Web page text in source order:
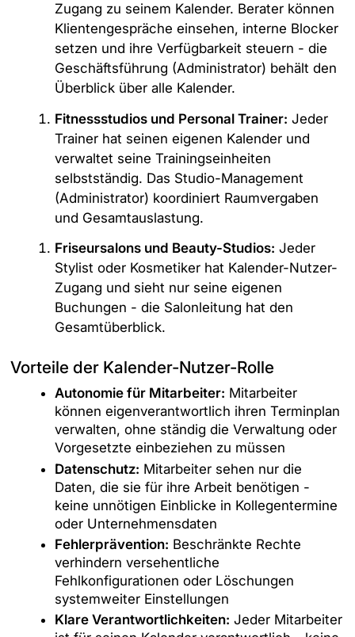
Zugang zu seinem Kalender. Berater können
Klientengespräche einsehen, interne Blocker
setzen und ihre Verfügbarkeit steuern - die
Geschäftsführung (Administrator) behält den
Überblick über alle Kalender.
Fitnessstudios und Personal Trainer: Jeder
Trainer hat seinen eigenen Kalender und
verwaltet seine Trainingseinheiten
selbstständig. Das Studio-Management
(Administrator) koordiniert Raumvergaben
und Gesamtauslastung.
Friseursalons und Beauty-Studios: Jeder
Stylist oder Kosmetiker hat Kalender-Nutzer-
Zugang und sieht nur seine eigenen
Buchungen - die Salonleitung hat den
Gesamtüberblick.
Vorteile der Kalender-Nutzer-Rolle
Autonomie für Mitarbeiter: Mitarbeiter
können eigenverantwortlich ihren Terminplan
verwalten, ohne ständig die Verwaltung oder
Vorgesetzte einbeziehen zu müssen
Datenschutz: Mitarbeiter sehen nur die
Daten, die sie für ihre Arbeit benötigen -
keine unnötigen Einblicke in Kollegentermine
oder Unternehmensdaten
Fehlerprävention: Beschränkte Rechte
verhindern versehentliche
Fehlkonfigurationen oder Löschungen
systemweiter Einstellungen
Klare Verantwortlichkeiten: Jeder Mitarbeiter